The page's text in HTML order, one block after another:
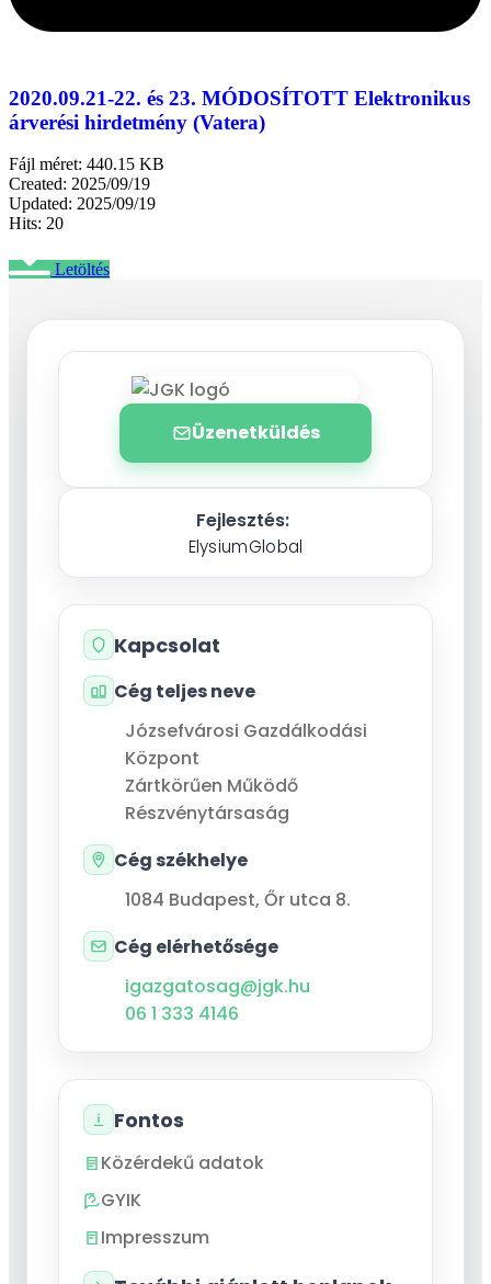
2020.09.21-22. és 23. MÓDOSÍTOTT Elektronikus
árverési hirdetmény (Vatera)
Fájl méret: 440.15 KB
Created: 2025/09/19
Updated: 2025/09/19
Hits: 20
Letöltés
Üzenetküldés
Fejlesztés:
ElysiumGlobal
Kapcsolat
Cég teljes neve
Józsefvárosi Gazdálkodási
Központ
Zártkörűen Működő
Részvénytársaság
Cég székhelye
1084 Budapest, Őr utca 8.
Cég elérhetősége
igazgatosag@jgk.hu
06 1 333 4146
Fontos
Közérdekű adatok
GYIK
Impresszum